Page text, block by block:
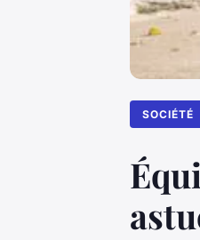
SOCIÉTÉ